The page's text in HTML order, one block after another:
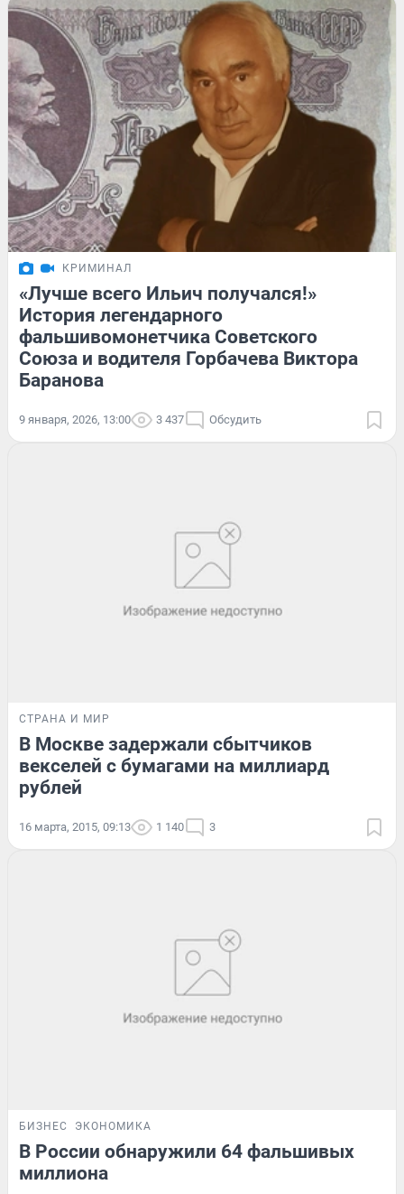
КРИМИНАЛ
«Лучше всего Ильич получался!»
История легендарного
фальшивомонетчика Советского
Союза и водителя Горбачева Виктора
Баранова
9 января, 2026, 13:00 3 437 Обсудить
СТРАНА И МИР
В Москве задержали сбытчиков
векселей с бумагами на миллиард
рублей
16 марта, 2015, 09:13 1 140 3
БИЗНЕС ЭКОНОМИКА
В России обнаружили 64 фальшивых
миллиона